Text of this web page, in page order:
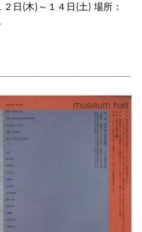
日(木)～１４日(土) 場所：